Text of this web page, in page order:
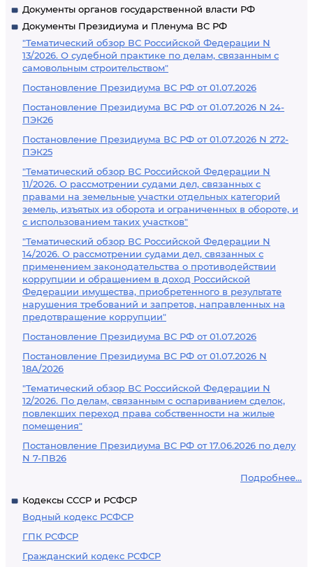
Документы органов государственной власти РФ
Документы Президиума и Пленума ВС РФ
"Тематический обзор ВС Российской Федерации N
13/2026. О судебной практике по делам, связанным с
самовольным строительством"
Постановление Президиума ВС РФ от 01.07.2026
Постановление Президиума ВС РФ от 01.07.2026 N 24-
ПЭК26
Постановление Президиума ВС РФ от 01.07.2026 N 272-
ПЭК25
"Тематический обзор ВС Российской Федерации N
11/2026. О рассмотрении судами дел, связанных с
правами на земельные участки отдельных категорий
земель, изъятых из оборота и ограниченных в обороте, и
с использованием таких участков"
"Тематический обзор ВС Российской Федерации N
14/2026. О рассмотрении судами дел, связанных с
применением законодательства о противодействии
коррупции и обращением в доход Российской
Федерации имущества, приобретенного в результате
нарушения требований и запретов, направленных на
предотвращение коррупции"
Постановление Президиума ВС РФ от 01.07.2026
Постановление Президиума ВС РФ от 01.07.2026 N
18А/2026
"Тематический обзор ВС Российской Федерации N
12/2026. По делам, связанным с оспариванием сделок,
повлекших переход права собственности на жилые
помещения"
Постановление Президиума ВС РФ от 17.06.2026 по делу
N 7-ПВ26
Подробнее...
Кодексы СССР и РСФСР
Водный кодекс РСФСР
ГПК РСФСР
Гражданский кодекс РСФСР